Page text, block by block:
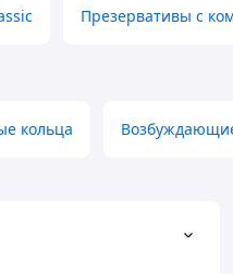
Презервативы с
кольца